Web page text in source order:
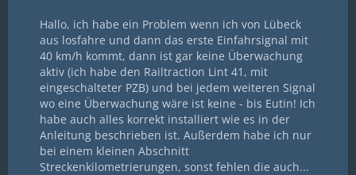
Hallo, ich habe ein Problem wenn ich von Lübeck
aus losfahre und dann das erste Einfahrsignal mit
40 km/h kommt, dann ist gar keine Überwachung
aktiv (ich habe den Railtraction Lint 41, mit
eingeschalteter PZB) und bei jedem weiteren Signal
wo eine Überwachung wäre ist keine - bis Eutin! Ich
habe auch alles korrekt installiert wie es in der
Anleitung beschrieben ist. Außerdem habe ich nur
bei einem kleinen Abschnitt
Streckenkilometrierungen, sonst fehlen die auch...